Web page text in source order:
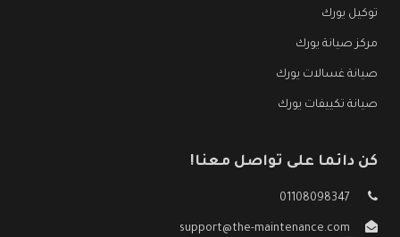
توكيل يورك
مركز صيانة يورك
صيانة غسالات يورك
صيانة تكييفات يورك
كن دائما على تواصل معنا!
01108098347
support@the-maintenance.com